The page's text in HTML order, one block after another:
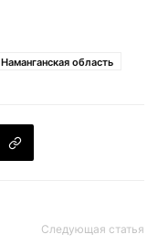
Наманганская область
Следующая статья